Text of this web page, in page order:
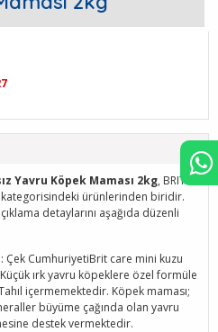
Yavru Köpek Maması 2kg, BRIT
kategorisindeki ürünlerinden biridir.
detaylarını aşağıda düzenli
Çek CumhuriyetiBrit care mini kuzu
ırk yavru köpeklere özel formüle
içermemektedir. Köpek maması;
büyüme çağında olan yavru
destek vermektedir.